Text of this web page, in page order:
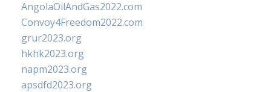
AngolaOilAndGas2022.com
Convoy4Freedom2022.com
grur2023.org
hkhk2023.org
napm2023.org
apsdfd2023.org